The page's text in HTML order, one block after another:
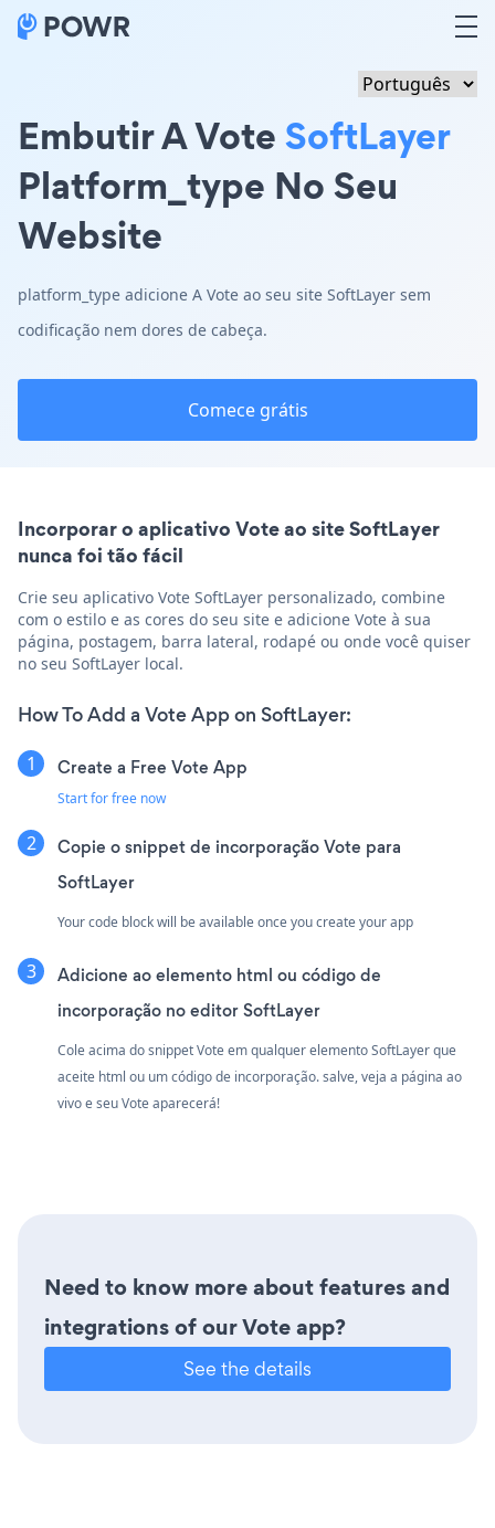
Embutir A VoteSoftLayer
Platform_type No Seu
Website
platform_type adicione A Vote ao seu site SoftLayer sem
codificação nem dores de cabeça.
Comece grátis
Incorporar o aplicativo Vote ao site SoftLayer
nunca foi tão fácil
Crie seu aplicativo Vote SoftLayer personalizado, combine
com o estilo e as cores do seu site e adicione Vote à sua
página, postagem, barra lateral, rodapé ou onde você quiser
no seu SoftLayer local.
How To Add a Vote App on SoftLayer:
Create a Free Vote App
Start for free now
Copie o snippet de incorporação Vote para
SoftLayer
Your code block will be available once you create your app
Adicione ao elemento html ou código de
incorporação no editor SoftLayer
Cole acima do snippet Vote em qualquer elemento SoftLayer que
aceite html ou um código de incorporação. salve, veja a página ao
vivo e seu Vote aparecerá!
Need to know more about features and
integrations of our Vote app?
See the details